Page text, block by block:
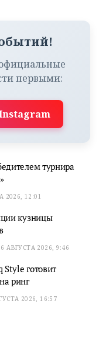
первыми:
турнира
2026, 12:01
кузницы
6 АВГУСТА 2026, 9:46
готовит
ринг
2026, 16:57